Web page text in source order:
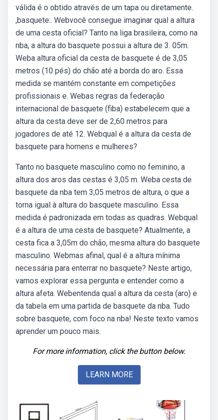
válida é o obtido através de um tapa ou diretamente.
,basquete:. Webvocê consegue imaginar qual a altura
de uma cesta oficial? Tanto na liga brasileira, como na
nba, a altura do basquete possui a altura de 3. 05m.
Weba altura oficial da cesta de basquete é de 3,05
metros (10 pés) do chão até a borda do aro. Essa
medida se mantém constante em competições
profissionais e. Webas regras da federação
internacional de basquete (fiba) estabelecem que a
altura da cesta deve ser de 2,60 metros para
jogadores de até 12. Webqual é a altura da cesta de
basquete para homens e mulheres?
Tanto no basquete masculino como no feminino, a
altura dos aros das cestas é 3,05 m. Weba cesta de
basquete da nba tem 3,05 metros de altura, o que a
torna igual à altura do basquete masculino. Essa
medida é padronizada em todas as quadras. Webqual
é a altura de uma cesta de basquete? Atualmente, a
cesta fica a 3,05m do chão, mesma altura do basquete
masculino. Webmas afinal, qual é a altura mínima
necessária para enterrar no basquete? Neste artigo,
vamos explorar essa pergunta e entender como a
altura afeta. Webentenda qual a altura da cesta (aro) e
da tabela em uma partida de basquete da nba. Tudo
sobre basquete, com foco na nba! Neste texto vamos
aprender um pouco mais.
For more information, click the button below.
LEARN MORE